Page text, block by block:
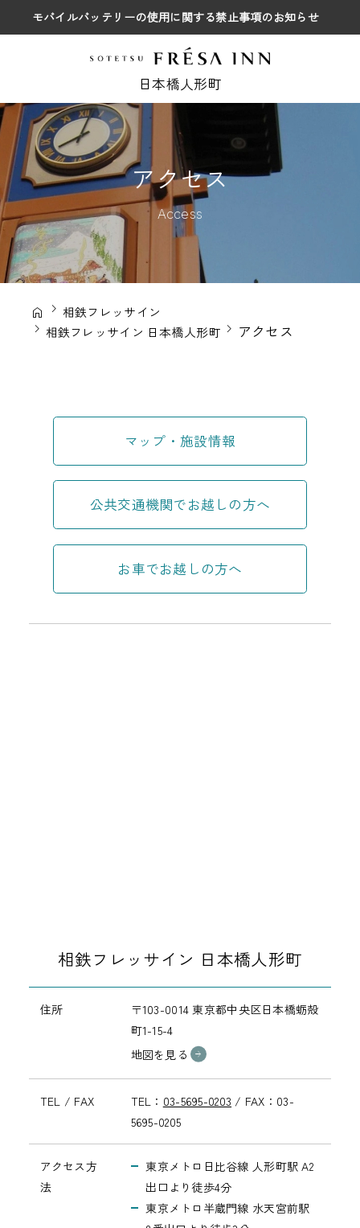
モバイルバッテリーの使用に関する禁止事項のお知らせ
日本橋人形町
アクセス
Access
相鉄フレッサイン
相鉄フレッサイン 日本橋人形町
アクセス
マップ・施設情報
公共交通機関でお越しの方へ
お車でお越しの方へ
相鉄フレッサイン 日本橋人形町
住所
〒103-0014 東京都中央区日本橋蛎殻
町1-15-4
地図を見る
TEL / FAX TEL： 03-5695-0203 / FAX：03-
5695-0205
アクセス方
法
東京メトロ日比谷線 人形町駅 A2
出口より徒歩4分
東京メトロ半蔵門線 水天宮前駅